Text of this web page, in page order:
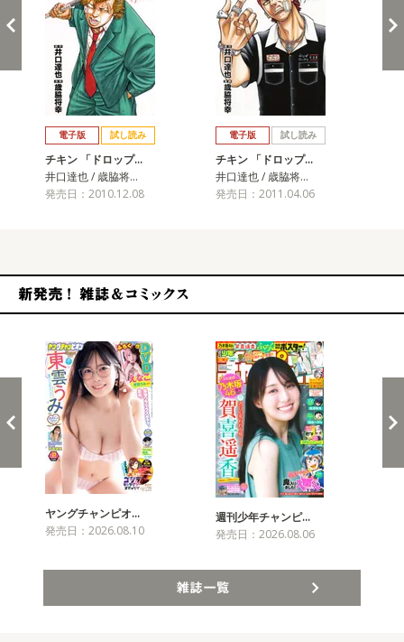
電子版 試し読み
チキン 「ドロップ…
井口達也 / 歳脇将…
発売日：2010.12.08
電子版 試し読み
チキン 「ドロップ…
井口達也 / 歳脇将…
発売日：2011.04.06
ヤングチャンピオ…
発売日：2026.08.10
週刊少年チャンピ…
発売日：2026.08.06